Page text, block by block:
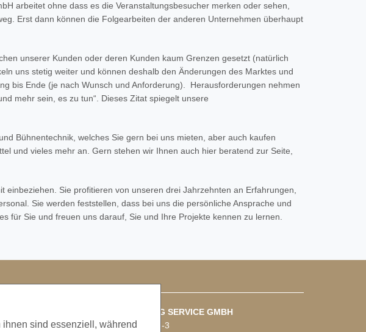
arbeitet ohne dass es die Veranstaltungsbesucher merken oder sehen,
Erst dann können die Folgearbeiten der anderen Unternehmen überhaupt
unserer Kunden oder deren Kunden kaum Grenzen gesetzt (natürlich
uns stetig weiter und können deshalb den Änderungen des Marktes und
bis Ende (je nach Wunsch und Anforderung). Herausforderungen nehmen
mehr sein, es zu tun“. Dieses Zitat spiegelt unsere
Bühnentechnik, welches Sie gern bei uns mieten, aber auch kaufen
und vieles mehr an. Gern stehen wir Ihnen auch hier beratend zur Seite,
Sie profitieren von unseren drei Jahrzehnten an Erfahrungen,
Sie werden feststellen, dass bei uns die persönliche Ansprache und
für Sie und freuen uns darauf, Sie und Ihre Projekte kennen zu lernen.
ANFAHRT RIGGING SERVICE GMBH
Otto-Hahn-Straße 1-3
sind essenziell, während